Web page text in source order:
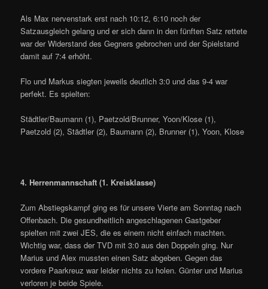
Als Max nervenstark erst nach 10:12, 6:10 noch der
Satzausgleich gelang und er sich dann in den fünften Satz rettete
war der Widerstand des Gegners gebrochen und der Spielstand
damit auf 7:4 erhöht.
Flo und Markus siegten jeweils deutlich 3:0 und das 9-4 war
perfekt. Es spielten:
Städtler/Baumann (1), Paetzold/Brunner, Yoon/Klose (1),
Paetzold (2), Städtler (2), Baumann (2), Brunner (1), Yoon, Klose
4. Herrenmannschaft (1. Kreisklasse)
Zum Abstiegskampf ging es für unsere Vierte am Sonntag nach
Offenbach. Die gesundheitlich angeschlagenen Gastgeber
spielten mit zwei JES, die es einem nicht einfach machten.
Wichtig war, dass der TVD mit 3:0 aus den Doppeln ging. Nur
Marius und Alex mussten einen Satz abgeben. Gegen das
vordere Paarkreuz war leider nichts zu holen. Günter und Marius
verloren je beide Spiele.